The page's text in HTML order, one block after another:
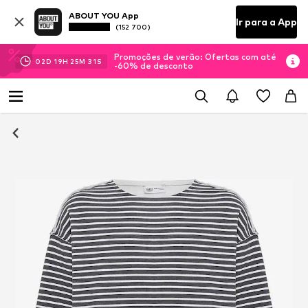
ABOUT YOU App
(152 700) Ir para a App
02D 19H 25M 31 S
Promoções de verão: Ofertas com até
-60% de desconto